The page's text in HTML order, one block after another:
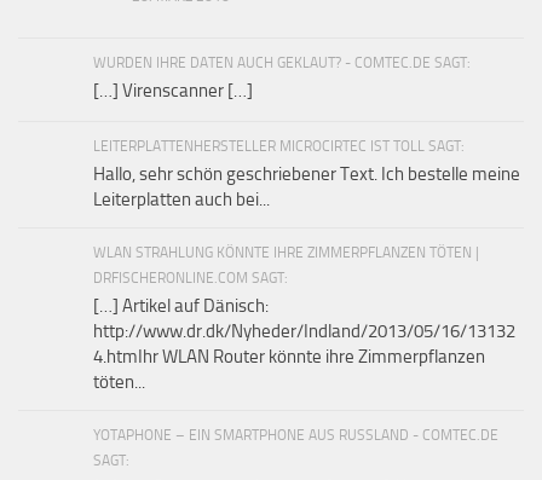
WURDEN IHRE DATEN AUCH GEKLAUT? - COMTEC.DE SAGT:
[…] Virenscanner […]
LEITERPLATTENHERSTELLER MICROCIRTEC IST TOLL SAGT:
Hallo, sehr schön geschriebener Text. Ich bestelle meine
Leiterplatten auch bei...
WLAN STRAHLUNG KÖNNTE IHRE ZIMMERPFLANZEN TÖTEN |
DRFISCHERONLINE.COM SAGT:
[…] Artikel auf Dänisch:
http://www.dr.dk/Nyheder/Indland/2013/05/16/13132
4.htmIhr WLAN Router könnte ihre Zimmerpflanzen
töten...
YOTAPHONE – EIN SMARTPHONE AUS RUSSLAND - COMTEC.DE
SAGT: